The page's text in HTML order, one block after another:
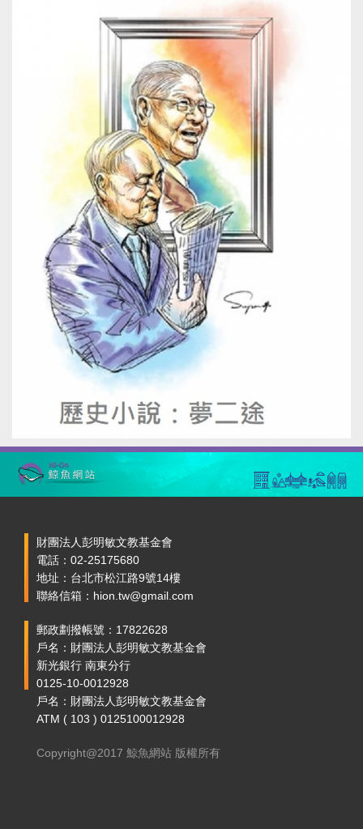
財團法人彭明敏文教基金會
電話：02-25175680
地址：台北市松江路9號14樓
聯絡信箱：hion.tw@gmail.com
郵政劃撥帳號：17822628
戶名：財團法人彭明敏文教基金會
新光銀行 南東分行
0125-10-0012928
戶名：財團法人彭明敏文教基金會
ATM ( 103 ) 0125100012928
Copyright@2017 鯨魚網站 版權所有